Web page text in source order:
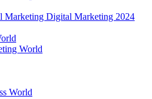
Marketing Digital Marketing 2024
World
World